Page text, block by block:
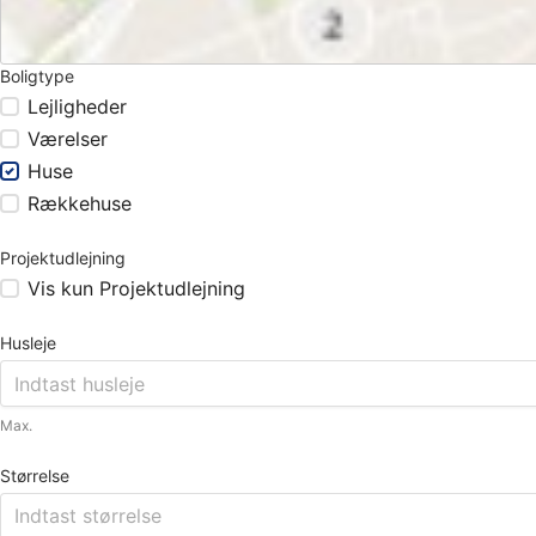
Boligtype
Lejligheder
Værelser
Huse
Rækkehuse
Projektudlejning
Vis kun Projektudlejning
Husleje
Max.
Størrelse